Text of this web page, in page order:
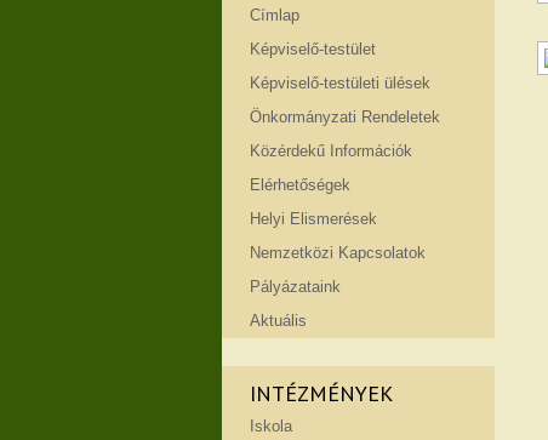
Címlap
Képviselő-testület
Képviselő-testületi ülések
Önkormányzati Rendeletek
Közérdekű Információk
Elérhetőségek
Helyi Elismerések
Nemzetközi Kapcsolatok
Pályázataink
Aktuális
INTÉZMÉNYEK
Iskola